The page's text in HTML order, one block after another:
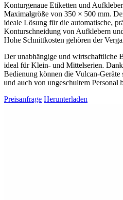
Konturgenaue Etiketten und
Maximalgröße von 350 × 500 mm.
ideale Lösung für die automatische,
Konturschneidung von Aufklebern
Hohe Schnittkosten gehören der
Der unabhängige und wirtschaftliche
ideal für Klein- und Mittelserien.
Bedienung können die Vulcan-
und auch von ungeschultem Personal
Preisanfrage Herunterladen